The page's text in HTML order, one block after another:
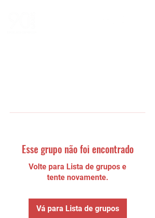
Esse grupo não foi encontrado
Volte para Lista de grupos e
tente novamente.
Vá para Lista de grupos